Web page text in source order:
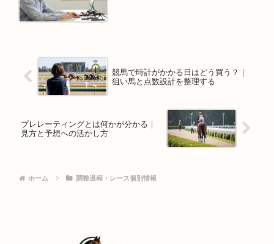
競馬で時計がかかる日はどう買う？｜
狙い馬と点数設計を整理する
プレレーティングとは何かが分かる｜
見方と予想への活かし方
ホーム 調整過程・レース個別情報